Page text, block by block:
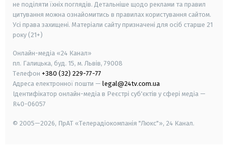
не поділяти їхніх поглядів. Детальніше щодо реклами та правил
цитування можна ознайомитись в правилах користування сайтом.
Усі права захищені. Матеріали сайту призначені для осіб старше 21
року (21+)
Онлайн-медіа «24 Канал»
пл. Галицька, буд. 15, м. Львів, 79008
Телефон +380 (32) 229-77-77
Адреса електронної пошти — legal@24tv.com.ua
Ідентифікатор онлайн-медіа в Реєстрі суб'єктів у сфері медіа —
R40-06057
© 2005—2026, ПрАТ «Телерадіокомпанія "Люкс"», 24 Канал.